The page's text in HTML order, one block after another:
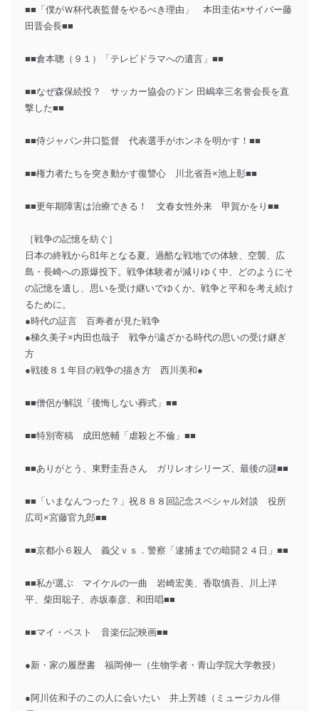
■■「僕がＷ杯代表監督をやるべき理由」 本田圭佑×サイバー藤
田晋会長■■
■■倉本聰（９１）「テレビドラマへの遺言」■■
■■なぜ森保続投？ サッカー協会のドン 田嶋幸三名誉会長を直
撃した■■
■■侍ジャパン井口監督 代表選手がホンネを明かす！■■
■■権力者たちを突き動かす復讐心 川北省吾×池上彰■■
■■更年期障害は治療できる！ 文春女性外来 甲賀かをり■■
［戦争の記憶を紡ぐ］
日本の終戦から81年となる夏。過酷な戦地での体験、空襲、広
島・長崎への原爆投下。戦争体験者が減りゆく中、どのようにそ
の記憶を遺し、思いを受け継いでゆくか。戦争と平和を考え続け
るために。
●時代の証言 百寿者が見た戦争
●梯久美子×内田也哉子 戦争が遠ざかる時代の思いの受け継ぎ
方
●戦後８１年目の戦争の描き方 西川美和●
■■僧侶が解説「後悔しない葬式」■■
■■特別寄稿 成田悠輔「虐殺と不倫」■■
■■ありがとう、東野圭吾さん ガリレオシリーズ、最後の謎■■
■■「いまなんつった？」祝８８８回記念スペシャル対談 役所
広司×宮藤官九郎■■
■■京都小６殺人 義父ｖｓ．警察「逮捕までの暗闘２４日」■■
■■私が選ぶ マイケルの一曲 岩崎宏美、香取慎吾、川上洋
平、柴田聡子、赤坂泰彦、和田唱■■
■■マイ・ベスト 音楽伝記映画■■
●新・家の履歴書 福岡伸一（生物学者・青山学院大学教授）
●阿川佐和子のこの人に会いたい 井上芳雄（ミュージカル俳